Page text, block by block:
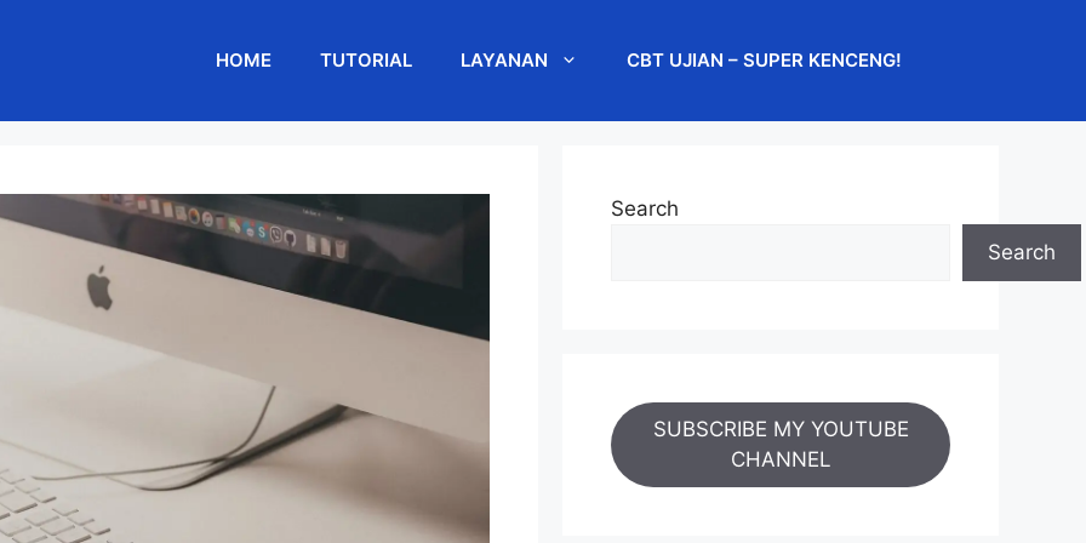
HOME TUTORIAL LAYANAN CBT UJIAN – SUPER KENCENG!
Search
Search
SUBSCRIBE MY YOUTUBE
CHANNEL